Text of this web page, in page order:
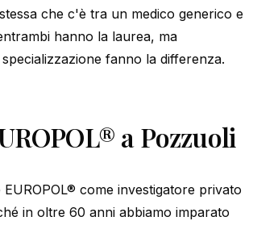
che c'è tra un medico generico e
hanno la laurea, ma
fanno la differenza.
a Pozzuoli
come investigatore privato
in oltre 60 anni abbiamo imparato